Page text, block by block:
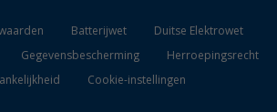
Batterijwet
Duitse Elektrowet
Gegevensbescherming
Herroepingsrecht
Cookie-instellingen